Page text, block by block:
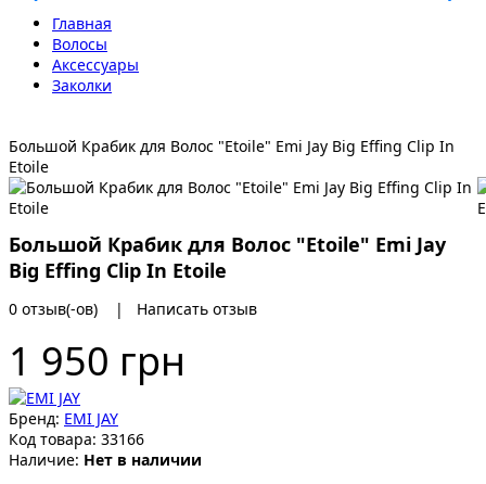
Главная
Волосы
Аксессуары
Заколки
Большой Крабик для Волос "Etoile" Emi Jay Big Effing Clip In
Etoile
Большой Крабик для Волос "Etoile" Emi Jay
Big Effing Clip In Etoile
0 отзыв(-ов) | Написать отзыв
1 950 грн
Бренд: EMI JAY
Код товара: 33166
Наличие: Нет в наличии